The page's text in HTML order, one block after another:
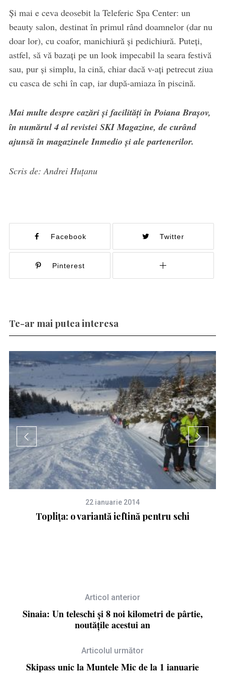
Și mai e ceva deosebit la Teleferic Spa Center: un
beauty salon, destinat în primul rând doamnelor (dar nu
doar lor), cu coafor, manichiură și pedichiură. Puteți,
astfel, să vă bazați pe un look impecabil la seara festivă
sau, pur și simplu, la cină, chiar dacă v-ați petrecut ziua
cu casca de schi în cap, iar după-amiaza în piscină.
Mai multe despre cazări și facilități în Poiana Brașov,
în numărul 4 al revistei SKI Magazine, de curând
ajunsă în magazinele Inmedio și ale partenerilor.
Scris de: Andrei Huțanu
Facebook Twitter
Pinterest
Te-ar mai putea interesa
22 ianuarie 2014
Toplița: o variantă ieftină pentru schi
Articol anterior
Sinaia: Un teleschi și 8 noi kilometri de pârtie,
noutățile acestui an
Articolul următor
Skipass unic la Muntele Mic de la 1 ianuarie